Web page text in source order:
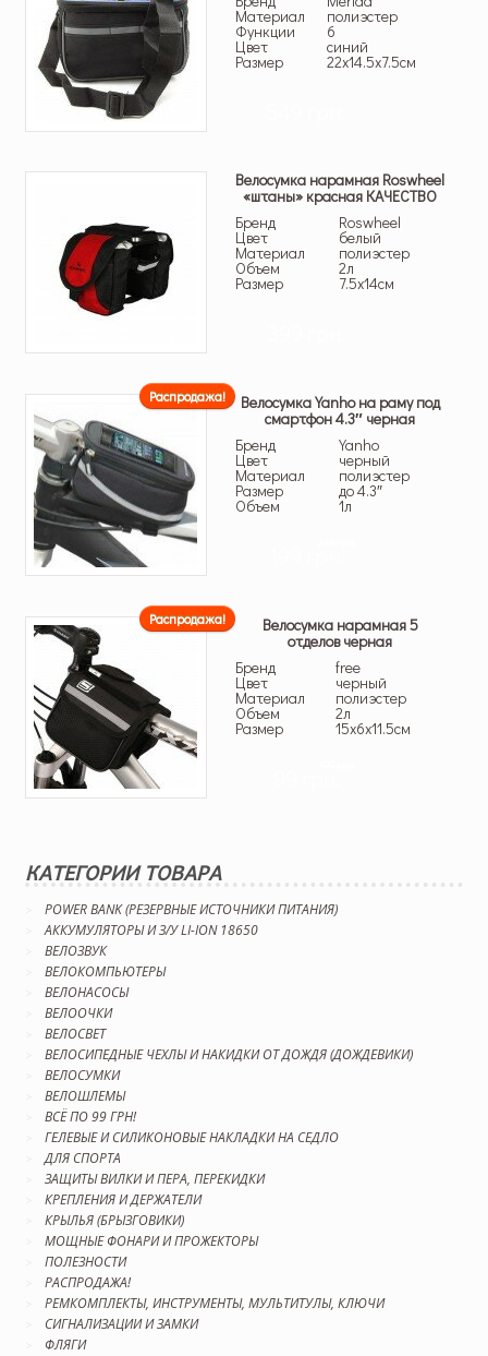
Материал полиэстер
Функции 6
Цвет синий
Размер 22х14.5х7.5см
Велосумка нарамная Roswheel
«штаны» красная КАЧЕСТВО
Бренд
Roswheel
Цвет белый
Материал полиэстер
Объем 2л
Размер 7.5х14см
Распродажа! Велосумка Yanho на раму под
смартфон 4.3″ черная
Бренд
Yanho
Цвет черный
Материал полиэстер
Размер до 4.3″
Объем 1л
Распродажа! Велосумка нарамная 5
отделов черная
Бренд
free
Цвет черный
Материал полиэстер
Объем 2л
Размер 15х6х11.5см
КАТЕГОРИИ ТОВАРА
POWER BANK (РЕЗЕРВНЫЕ ИСТОЧНИКИ ПИТАНИЯ)
АККУМУЛЯТОРЫ И З/У LI-ION 18650
ВЕЛОЗВУК
ВЕЛОКОМПЬЮТЕРЫ
ВЕЛОНАСОСЫ
ВЕЛООЧКИ
ВЕЛОСВЕТ
ВЕЛОСИПЕДНЫЕ ЧЕХЛЫ И НАКИДКИ ОТ ДОЖДЯ (ДОЖДЕВИКИ)
ВЕЛОСУМКИ
ВЕЛОШЛЕМЫ
ВСЁ ПО 99 ГРН!
ГЕЛЕВЫЕ И СИЛИКОНОВЫЕ НАКЛАДКИ НА СЕДЛО
ДЛЯ СПОРТА
ЗАЩИТЫ ВИЛКИ И ПЕРА, ПЕРЕКИДКИ
КРЕПЛЕНИЯ И ДЕРЖАТЕЛИ
КРЫЛЬЯ (БРЫЗГОВИКИ)
МОЩНЫЕ ФОНАРИ И ПРОЖЕКТОРЫ
ПОЛЕЗНОСТИ
РАСПРОДАЖА!
РЕМКОМПЛЕКТЫ, ИНСТРУМЕНТЫ, МУЛЬТИТУЛЫ, КЛЮЧИ
СИГНАЛИЗАЦИИ И ЗАМКИ
ФЛЯГИ